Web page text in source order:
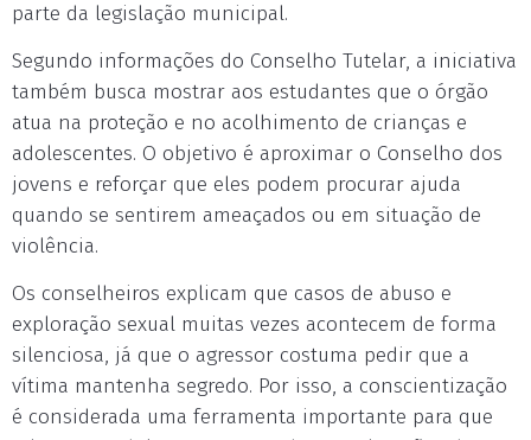
parte da legislação municipal.
Segundo informações do Conselho Tutelar, a iniciativa
também busca mostrar aos estudantes que o órgão
atua na proteção e no acolhimento de crianças e
adolescentes. O objetivo é aproximar o Conselho dos
jovens e reforçar que eles podem procurar ajuda
quando se sentirem ameaçados ou em situação de
violência.
Os conselheiros explicam que casos de abuso e
exploração sexual muitas vezes acontecem de forma
silenciosa, já que o agressor costuma pedir que a
vítima mantenha segredo. Por isso, a conscientização
é considerada uma ferramenta importante para que